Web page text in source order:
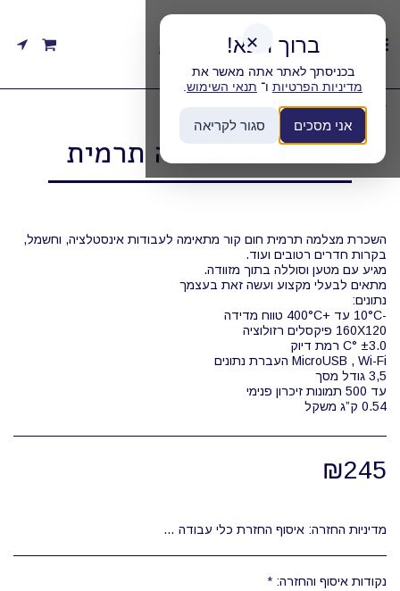
✕
ברוך הבא!
בכניסתך לאתר אתה מאשר את
מדיניות הפרטיות ו־ תנאי השימוש
אני מסכים סגור לקריאה
השכרת מצלמה תרמית
השכרת מצלמה תרמית חום קור מתאימה לעבודות אינסטלציה, וחשמל,
0.54 ק”ג משקל
₪245
מדיניות החזרה: איסוף החזרת כלי עבודה היא בשעות העבודה של המחסן בלבד 08:00-12:00 השכרת הכלים היא מוצעת בכמה תעריפים, לפי יום עבודה מלא/מספר ימים או שבועות (יום עבודה מלא: 24 שעות)
נקודות איסוף והחזרה: *